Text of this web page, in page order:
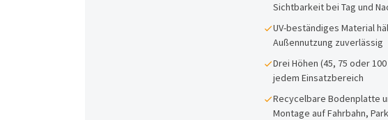
Sichtbarkeit bei Tag und
UV-beständiges Material
Außennutzung zuverlässig
Drei Höhen (45, 75 oder
jedem Einsatzbereich
Recycelbare Bodenplatte
Montage auf Fahrbahn,